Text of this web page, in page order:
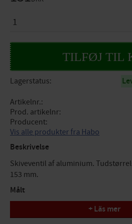
Lagerstatus
Artikelnr.
Prod. artikelnr
Producent
Vis alle produkter fra Habo
Beskrivelse
Skiveventil af aluminium.
153 mm.
Målt
Ydermål (A) = 153mm, Stofmål
+ Läs mer